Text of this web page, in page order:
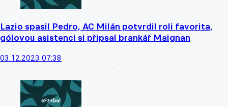
Lazio spasil Pedro, AC Milán potvrdil roli favorita,
gólovou asistenci si připsal brankář Maignan
03.12.2023 07:38